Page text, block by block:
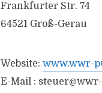
Frankfurter Str. 74
64521 Groß-Gerau
Website: www.wwr-
E-Mail :